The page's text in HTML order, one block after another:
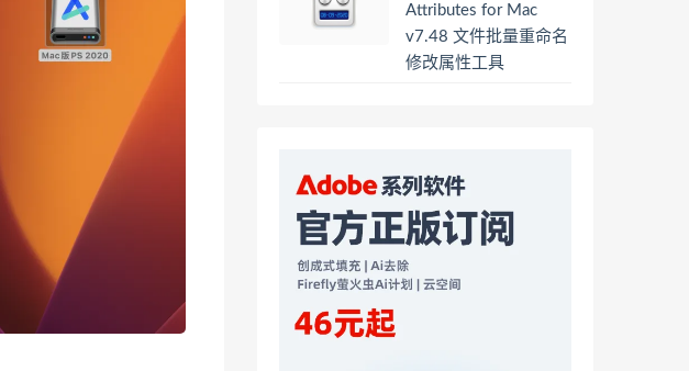
Attributes for Mac
v7.48 文件批量重命名
修改属性工具